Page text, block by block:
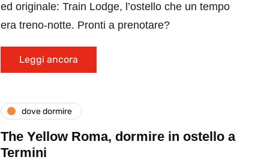
ed originale: Train Lodge, l’ostello che un tempo
era treno-notte. Pronti a prenotare?
Leggi ancora
dove dormire
The Yellow Roma, dormire in ostello a
Termini